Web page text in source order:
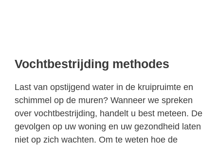
Vochtbestrijding methodes
Last van opstijgend water in de kruipruimte en
schimmel op de muren? Wanneer we spreken
over vochtbestrijding, handelt u best meteen. De
gevolgen op uw woning en uw gezondheid laten
niet op zich wachten. Om te weten hoe de